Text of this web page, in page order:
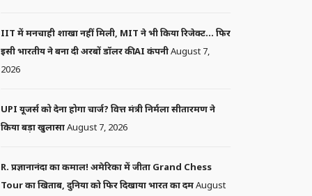
IIT में मनचाही शाखा नहीं मिली, MIT ने भी किया रिजेक्ट… फिर
इसी भारतीय ने बना दी अरबों डॉलर की AI कंपनीAugust 7,
2026
UPI यूजर्स को देना होगा चार्ज? वित्त मंत्री निर्मला सीतारमण ने
किया बड़ा खुलासाAugust 7, 2026
R. प्रज्ञानानंदा का कमाल! अमेरिका में जीता Grand Chess
Tour का खिताब, दुनिया को फिर दिखाया भारत का दमAugust